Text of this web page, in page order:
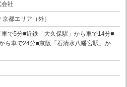
社
都エリア（外）
で5分■近鉄「大久保駅」から車で14分■
ら車で24分■京阪「石清水八幡宮駅」か